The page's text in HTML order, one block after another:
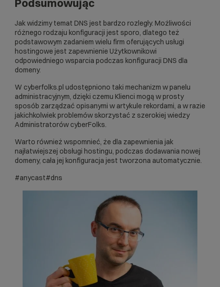
Podsumowując
Jak widzimy temat DNS jest bardzo rozległy. Możliwości
różnego rodzaju konfiguracji jest sporo, dlatego też
podstawowym zadaniem wielu firm oferujących usługi
hostingowe jest zapewnienie Użytkownikowi
odpowiedniego wsparcia podczas konfiguracji DNS dla
domeny.
W cyberfolks.pl udostępniono taki mechanizm w panelu
administracyjnym, dzięki czemu Klienci mogą w prosty
sposób zarządzać opisanymi w artykule rekordami, a w razie
jakichkolwiek problemów skorzystać z szerokiej wiedzy
Administratorów cyberFolks.
Warto również wspomnieć, że dla zapewnienia jak
najłatwiejszej obsługi hostingu, podczas dodawania nowej
domeny, cała jej konfiguracja jest tworzona automatycznie.
#anycast#dns